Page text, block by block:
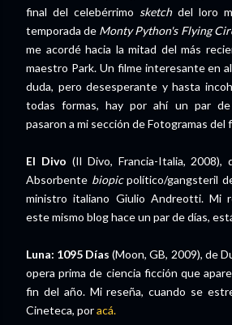
final del celebérrimo sketch del loro
temporada de Monty Python's Flying
me acordé hacia la mitad del más
maestro Park. Un filme interesante en
duda, pero desesperante y hasta
todas formas, hay por ahí un par
pasaron a mi sección de Fotogramas del
El Divo (Il Divo, Francia-Italia, 2008),
Absorbente biopicpolítico/gangsteril
ministro italiano Giulio Andreotti. Mi
este mismo blog hace un par de días,
Luna: 1095 Días (Moon, GB, 2009), de
opera prima de ciencia ficción que
fin del año. Mi reseña, cuando se
Cineteca, poracá.